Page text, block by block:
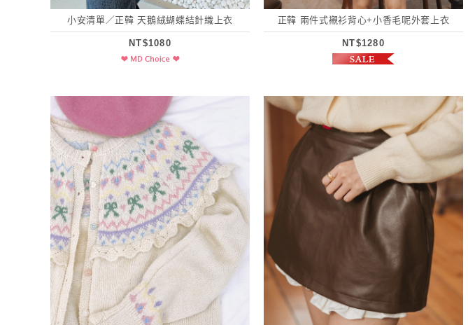
小安清單／正韓 天鵝絨蝴蝶結針織上衣
NT$1080
正韓 兩件式襯衫背心+小香毛呢外套上衣
NT$1280